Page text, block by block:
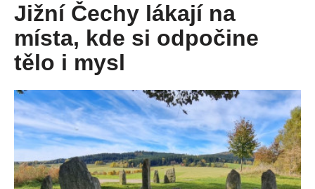
Jižní Čechy lákají na
místa, kde si odpočine
tělo i mysl